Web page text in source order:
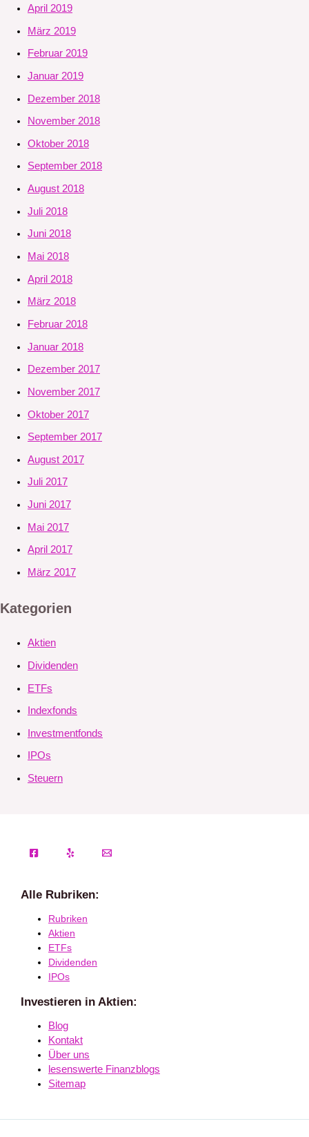
April 2019
März 2019
Februar 2019
Januar 2019
Dezember 2018
November 2018
Oktober 2018
September 2018
August 2018
Juli 2018
Juni 2018
Mai 2018
April 2018
März 2018
Februar 2018
Januar 2018
Dezember 2017
November 2017
Oktober 2017
September 2017
August 2017
Juli 2017
Juni 2017
Mai 2017
April 2017
März 2017
Kategorien
Aktien
Dividenden
ETFs
Indexfonds
Investmentfonds
IPOs
Steuern
Alle Rubriken:
Rubriken
Aktien
ETFs
Dividenden
IPOs
Investieren in Aktien:
Blog
Kontakt
Über uns
lesenswerte Finanzblogs
Sitemap